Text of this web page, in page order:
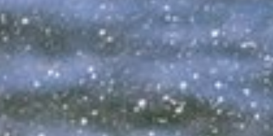
Wasserrettung
am
Baldeneysee
und Ruhr